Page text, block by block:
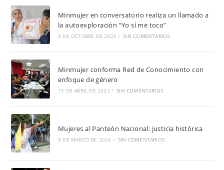
Minmujer en conversatorio realiza un llamado a
la autoexploración “Yo sí me toco”
8 DE OCTUBRE DE 2025 / SIN COMENTARIOS
Minmujer conforma Red de Conocimiento con
enfoque de género
15 DE ABRIL DE 2023 / SIN COMENTARIOS
Mujeres al Panteón Nacional: justicia histórica
8 DE MARZO DE 2024 / SIN COMENTARIOS